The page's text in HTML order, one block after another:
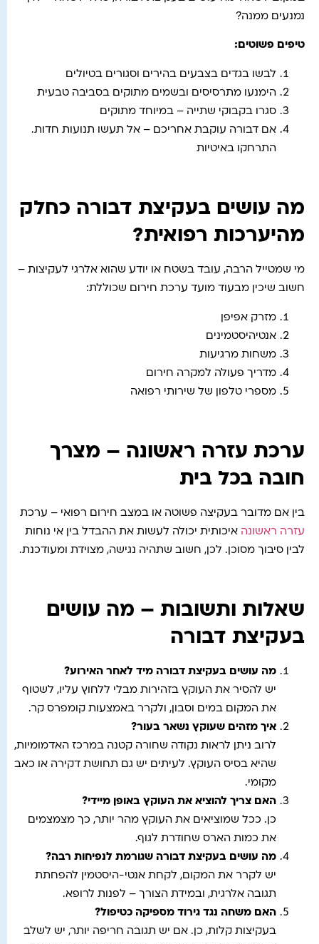
נמנעים ממנה?
טיפים פשוטים:
לבשו בגדים בצבעים בהירים וסגורים בטיולים
הימנעו מתרסיסים ובשמים מתוקים בסביבה טבעית
סגרו בקבוקי שתייה – במיוחד מתוקים
אם דבורה עוקבת אחריכם – אל תעשו תנועות חדות.
התרחקו באיטיות
מה עושים בעקיצת דבורה כחלק
מהיערכות רפואית?
מי שמטייל הרבה, עובד בשטח או יודע שהוא אלרגי לעקיצות –
חשוב שיכין מבעוד מועד ערכת חירום שכוללת:
מזרק אפיפן
אנטיהיסטמינים
משחות מרגיעות
מדריך פעולה למקרה חירום
מספרי טלפון של שירותי רפואה
ערכת עזרה ראשונה – מצרך
חובה בכל בית
בין אם מדובר בעקיצה פשוטה או במצב חירום רפואי – ערכת
עזרה ראשונה איכותית יכולה לעשות את ההבדל בין אי נוחות
לבין סיבוך מסוכן. לכן, חשוב שתהיה נגישה, מצוידת ומעודכנת.
שאלות ותשובות – מה עושים
בעקיצת דבורה
מה עושים בעקיצת דבורה מיד לאחר האירוע?
יש להסיר את העוקץ בזהירות מבלי ללחוץ עליו, לשטוף
את המקום במים וסבון, ולקרר באמצעות קומפרס קר.
איך מזהים שעוקץ נשאר בעור?
לרוב ניתן לראות נקודה שחורה קטנה במרכז האדמומיות,
שהיא בסיס העוקץ. לעיתים יש גם תחושת דקירה או כאב
מקומי.
האם צריך להוציא את העוקץ באופן מיידי?
כן. ככל שמוציאים את העוקץ מהר יותר, כך מצמצמים
את כמות הארס שחודרת לגוף.
מה עושים בעקיצת דבורה שגורמת לנפיחות רבה?
יש לקרר את המקום, לקחת אנטי-היסטמין להפחתת
תגובה אלרגית, ובמידת הצורך – לפנות לרופא.
האם משחה נגד גירוד מספיקה כטיפול?
בעקיצות קלות, כן. אם יש תגובה חריפה יותר, יש לשלב